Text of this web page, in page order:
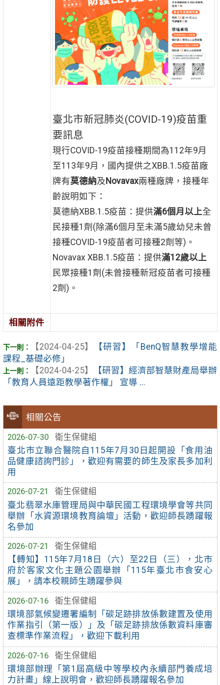
相關公告
2026-07-30
衛生保健組
臺北市立聯合醫院自115年7月30日起開設「食用油
品健康諮詢門診」，歡迎有需要的師生及家長多加利
用
2026-07-21
衛生保健組
臺北翡翠水庫管理局與中華民國工程環境學會等共同
舉辦「水資源環境教育論壇」活動，歡迎師長踴躍報
名參加
2026-07-21
衛生保健組
【轉知】115年7月18日（六）至22日（三），北市
府於客家文化主題公園舉辦「115年臺北市食安心
展」，請本校親師生踴躍參與
2026-07-16
衛生保健組
環境部氣候變遷署編制「碳足跡排放係數建置及使用
作業指引（第一版）」及「碳足跡排放係數資料庫審
查標準作業流程」，歡迎下載利用
2026-07-16
衛生保健組
環境部辦理「第1屆高級中等學校內永續部門養成培
力計畫」線上說明會，歡迎師長踴躍報名參加
臺北市新冠肺炎(COVID-19)疫苗重
要訊息
現行COVID-19疫苗接種期間為112年9月
至113年9月，國內提供之XBB.1.5疫苗廠
牌有莫德納及 Novavax兩種廠牌，接種年
齡說明如下：
莫德納XBB.1.5疫苗：提供滿6個月以上全
民接種1劑(除滿6個月至未滿5歲幼兒未曾
接種COVID-19疫苗者可接種2劑等)。
Novavax XBB.1.5疫苗：提供滿12歲以上
民眾接種1劑(未曾接種新冠疫苗者可接種
2劑)。
相關附件
【2024-04-25】
【研習】「BenQ智慧教學增能
課程_基礎必修」
【2024-04-25】
【研習】經濟部智慧財產局舉辦
「教育人員遠距教學著作權」 宣導 ...